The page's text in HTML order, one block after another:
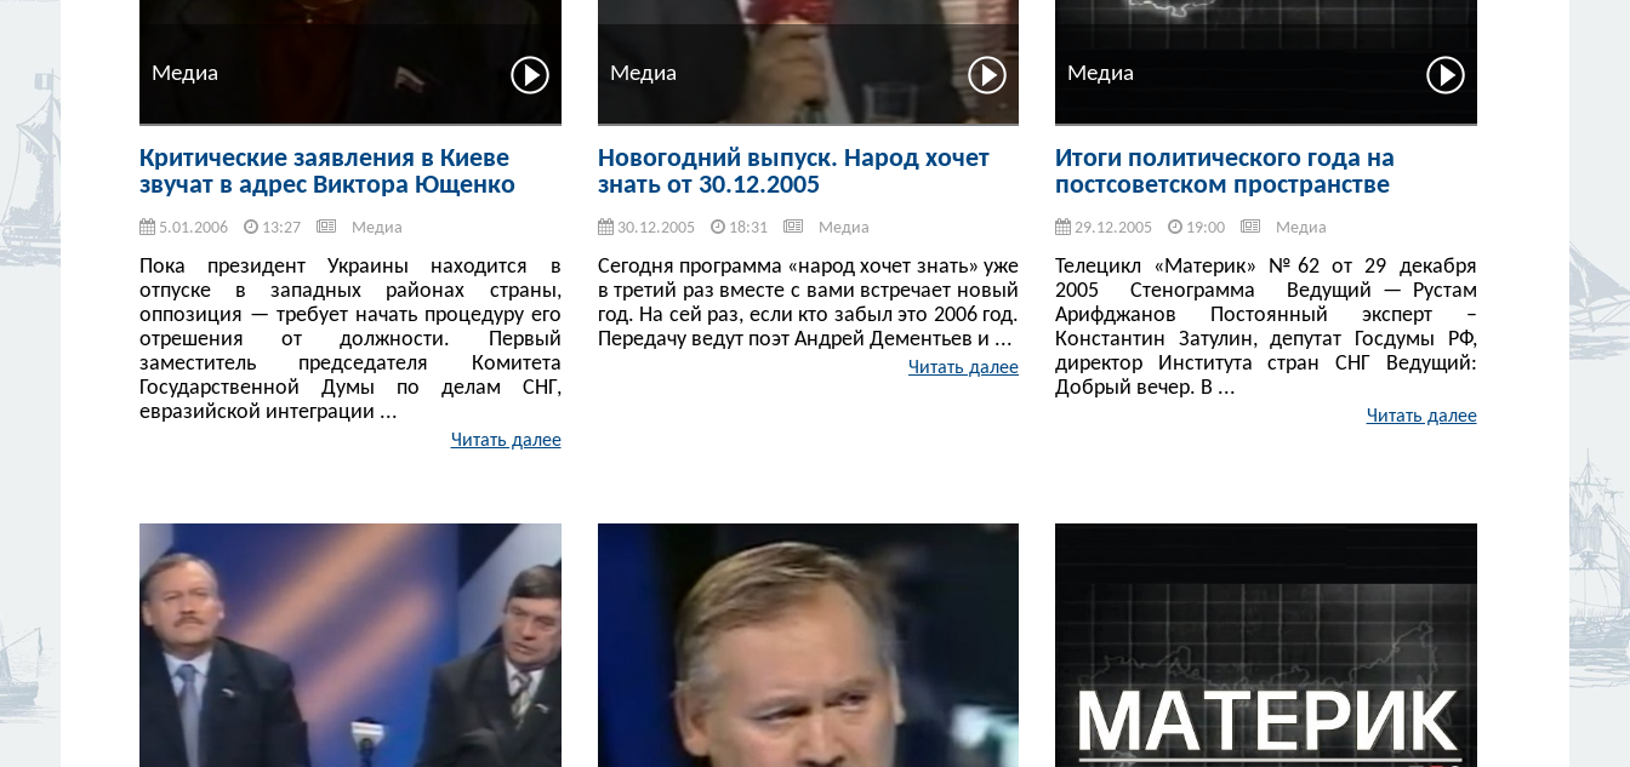
Медиа
Критические заявления в Киеве
звучат в адрес Виктора Ющенко
5.01.2006 13:27 Медиа
Пока президент Украины находится в
отпуске в западных районах страны,
оппозиция — требует начать процедуру его
отрешения от должности. Первый
заместитель председателя Комитета
Государственной Думы по делам СНГ,
евразийской интеграции ...
Читать далее
Медиа
Новогодний выпуск. Народ хочет
знать от 30.12.2005
30.12.2005 18:31 Медиа
Сегодня программа «народ хочет знать» уже
в третий раз вместе с вами встречает новый
год. На сей раз, если кто забыл это 2006 год.
Передачу ведут поэт Андрей Дементьев и ...
Читать далее
Медиа
Итоги политического года на
постсоветском пространстве
29.12.2005 19:00 Медиа
Телецикл «Материк» №62 от 29 декабря
2005 Стенограмма Ведущий — Рустам
Арифджанов Постоянный эксперт –
Константин Затулин, депутат Госдумы РФ,
директор Института стран СНГ Ведущий:
Добрый вечер. В ...
Читать далее